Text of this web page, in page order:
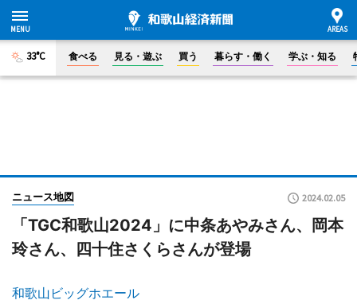
33°C 食べる 見る・遊ぶ 買う 暮らす・働く 学ぶ・知る
ニュース地図 2024.02.05
「TGC和歌山2024」に中条あやみさん、岡本
玲さん、四十住さくらさんが登場
和歌山ビッグホエール